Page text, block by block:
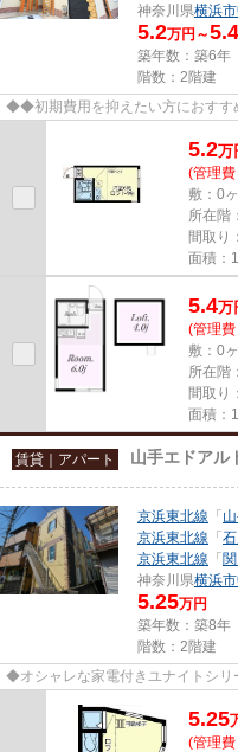
神奈川県横浜
5.2万円～5.4
築年数：築6年
階数：2階建
◆◆初期費用を抑えたい方におす
5.2万
(管理
敷：0
所在階
間取り
面積：
5.4万
(管理
敷：0
所在階
間取り
面積：
賃貸｜アパート 山手エドアル
京浜東北線 「
京浜東北線 「
京浜東北線 「
神奈川県横浜
5.25万円
築年数：築8年
階数：2階建
◆オシャレな家電付きユナイトシ
5.25
(管理